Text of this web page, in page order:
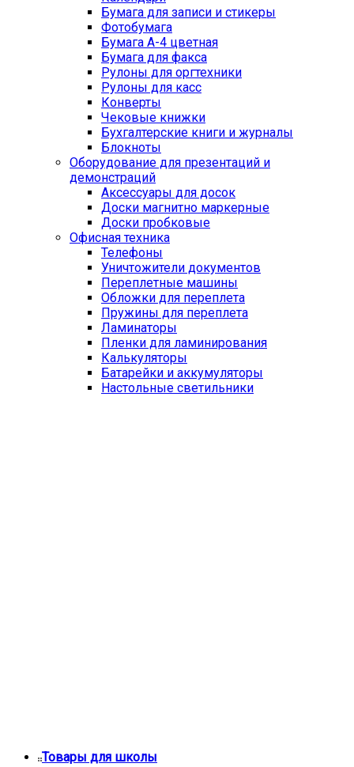
Бумага для записи и стикеры
Фотобумага
Бумага А-4 цветная
Бумага для факса
Рулоны для оргтехники
Рулоны для касс
Конверты
Чековые книжки
Бухгалтерские книги и журналы
Блокноты
Оборудование для презентаций и
демонстраций
Аксессуары для досок
Доски магнитно маркерные
Доски пробковые
Офисная техника
Телефоны
Уничтожители документов
Переплетные машины
Обложки для переплета
Пружины для переплета
Ламинаторы
Пленки для ламинирования
Калькуляторы
Батарейки и аккумуляторы
Настольные светильники
Товары для школы